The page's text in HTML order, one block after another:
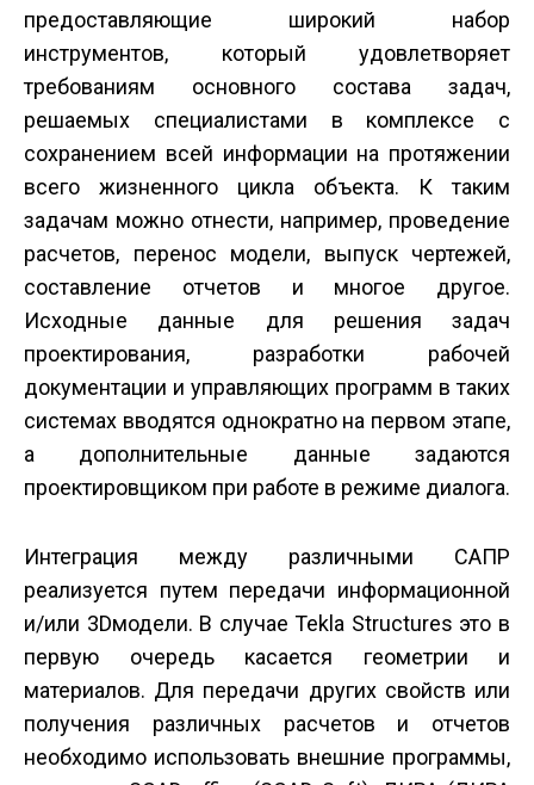
предоставляющие широкий набор
инструментов, который удовлетворяет
требованиям основного состава задач,
решаемых специалистами в комплексе с
сохранением всей информации на протяжении
всего жизненного цикла объекта. К таким
задачам можно отнести, например, проведение
расчетов, перенос модели, выпуск чертежей,
составление отчетов и многое другое.
Исходные данные для решения задач
проектирования, разработки рабочей
документации и управляющих программ в таких
системах вводятся однократно на первом этапе,
а дополнительные данные задаются
проектировщиком при работе в режиме диалога.
Интеграция между различными САПР
реализуется путем передачи информационной
и/или 3D­модели. В случае Tekla Structures это в
первую очередь касается геометрии и
материалов. Для передачи других свойств или
получения различных расчетов и отчетов
необходимо использовать внешние программы,